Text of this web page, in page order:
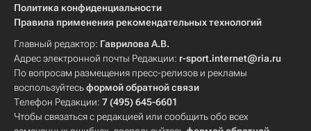
Политика конфиденциальности
Правила применения рекомендательных технологий
Главный редактор: Гаврилова А.В.
Адрес электронной почты Редакции: r-sport.internet@ria.ru
По вопросам размещения пресс-релизов и рекламы
воспользуйтесьформой обратной связи
Телефон Редакции: 7 (495) 645-6601
Чтобы связаться с редакцией или сообщить обо всех